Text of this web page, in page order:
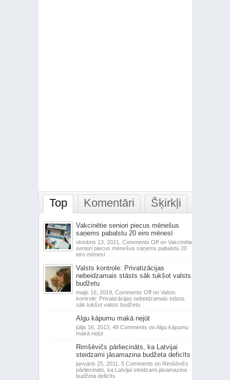
Top Komentāri Šķirkļi
Vakcinētie seniori piecus mēnešus
saņems pabalstu 20 eiro mēnesī
oktobris 13, 2021, Comments Offon Vakcinētie
seniori piecus mēnešus saņems pabalstu 20
eiro mēnesī
Valsts kontrole: Privatizācijas
nebeidzamais stāsts sāk tukšot valsts
budžetu
maijs 16, 2019, Comments Offon Valsts
kontrole: Privatizācijas nebeidzamais stāsts
sāk tukšot valsts budžetu
Algu kāpumu makā nejūt
jūlijs 16, 2013, 48 Comments on Algu kāpumu
makā nejūt
Rimšēvičs pārliecināts, ka Latvijai
steidzami jāsamazina budžeta deficīts
janvāris 25, 2011, 5 Comments on Rimšēvičs
pārliecināts, ka Latvijai steidzami jāsamazina
budžeta deficīts